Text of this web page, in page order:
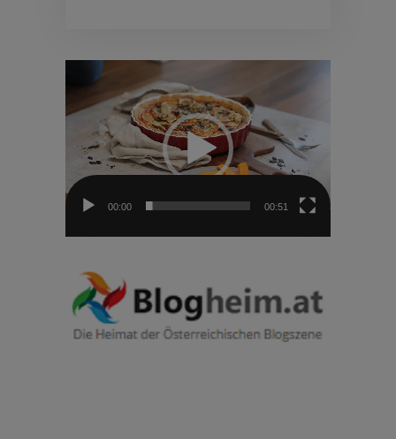
Video-
00:00 00:51